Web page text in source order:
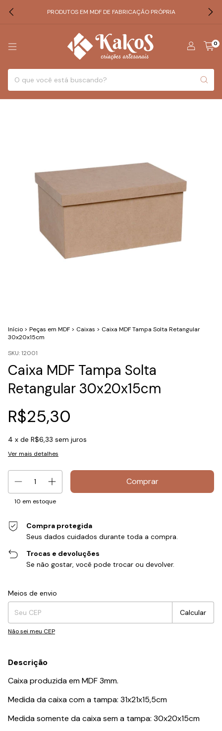
PRODUTOS EM MDF DE FABRICAÇÃO PRÓPRIA
0
Início > Peças em MDF > Caixas > Caixa MDF Tampa Solta Retangular
30x20x15cm
SKU:12001
Caixa MDF Tampa Solta
Retangular 30x20x15cm
R$25,30
4 x de R$6,33 sem juros
Ver mais detalhes
10 em estoque
Compra protegida
Seus dados cuidados durante toda a compra.
Trocas e devoluções
Se não gostar, você pode trocar ou devolver.
Entregas para o CEP:
Meios de envio
Calcular
Não sei meu CEP
Descrição
Caixa produzida em MDF 3mm.
Medida da caixa com a tampa: 31x21x15,5cm
Medida somente da caixa sem a tampa: 30x20x15cm